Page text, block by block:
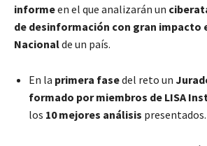
informeen el que analizarán un
de desinformación con gran impacto
Nacionalde un país.
En la primera fasedel reto un
formado por miembros de LISA
los 10 mejores análisis presentados.